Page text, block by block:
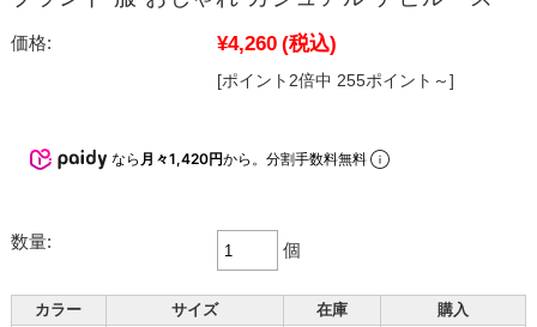
価格: ¥4,260 (税込)
[ポイント2倍中 255ポイント～]
なら 月々1,420円から。分割手数料無料
数量: 個
カラー サイズ 在庫 購入